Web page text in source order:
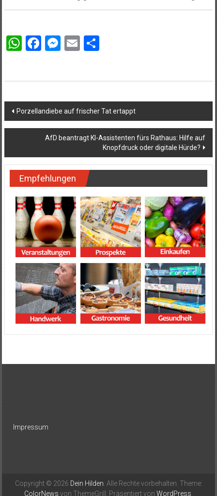
WhatsApp
Facebook
Messenger
EmailTeilen
Beitragsnavigation
Porzellandiebe auf frischer Tat ertappt
AfD beantragt KI-Assistenten fürs Rathaus: Hilfe auf
Knopfdruck oder digitale Hürde?
Empfehlungen
Impressum
Copyright © 2026 Dein Hilden . Alle Rechte vorbehalten. Theme:
ColorNews von ThemeGrill. Präsentiert von WordPress